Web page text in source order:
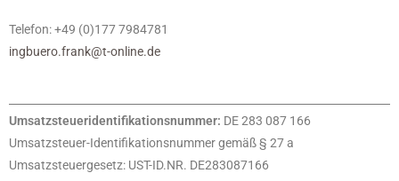
Telefon: +49 (0)177 7984781
ingbuero.frank@t-online.de
Umsatzsteueridentifikationsnummer: DE 283 087 166
Umsatzsteuer-Identifikationsnummer gemäß § 27 a
Umsatzsteuergesetz: UST-ID.NR. DE283087166